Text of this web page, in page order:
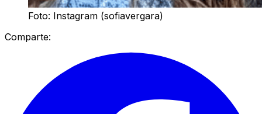
Foto: Instagram (sofiavergara)
Comparte: